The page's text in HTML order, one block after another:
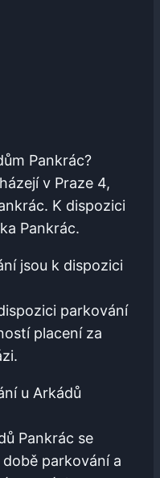
Pankrác?
‍v Praze 4,
K dispozici
Pankrác.
jsou k dispozici
​parkování
placení za‍
u Arkádů
Pankrác se
parkování a